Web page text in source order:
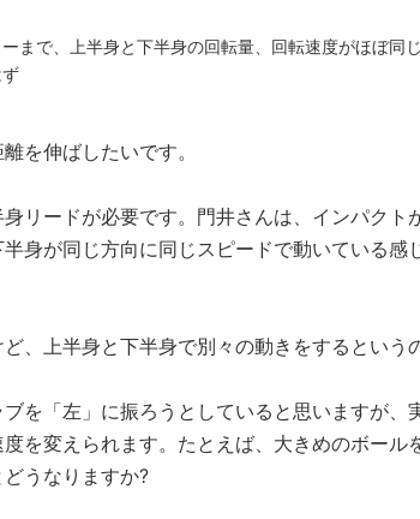
まで、上半身と下半身の回転量、回転速度がほぼ同
を伸ばしたいです。
リードが必要です。門井さんは、インパクト
身が同じ方向に同じスピードで動いている感
、上半身と下半身で別々の動きをするという
を「左」に振ろうとしていると思いますが、
を変えられます。たとえば、大きめのボール
うなりますか?